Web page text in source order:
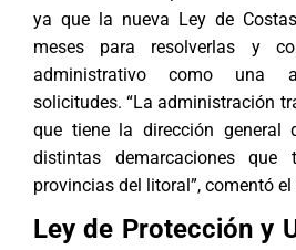
ya que la nueva Ley de
meses para resolverlas y
administrativo como una
solicitudes. “La administración
que tiene la dirección general
distintas demarcaciones
provincias del litoral”, comentó
Ley de Protección y